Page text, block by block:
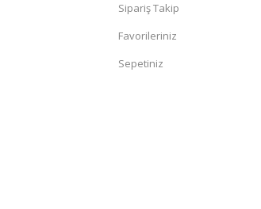
Sipariş Takip
Favorileriniz
Sepetiniz